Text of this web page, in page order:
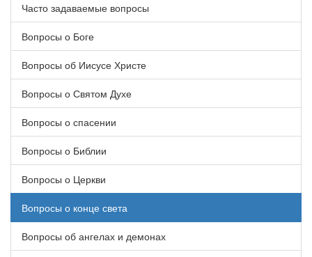
Часто задаваемые вопросы
Вопросы о Боге
Вопросы об Иисусе Христе
Вопросы о Святом Духе
Вопросы о спасении
Вопросы о Библии
Вопросы о Церкви
Вопросы о конце света
Вопросы об ангелах и демонах